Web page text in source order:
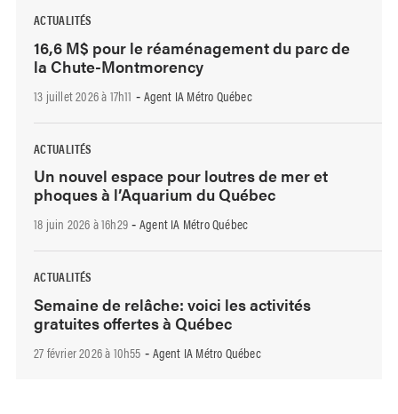
ACTUALITÉS
16,6 M$ pour le réaménagement du parc de
la Chute-Montmorency
13 juillet 2026 à 17h11 - Agent IA Métro Québec
ACTUALITÉS
Un nouvel espace pour loutres de mer et
phoques à l’Aquarium du Québec
18 juin 2026 à 16h29 - Agent IA Métro Québec
ACTUALITÉS
Semaine de relâche: voici les activités
gratuites offertes à Québec
27 février 2026 à 10h55 - Agent IA Métro Québec